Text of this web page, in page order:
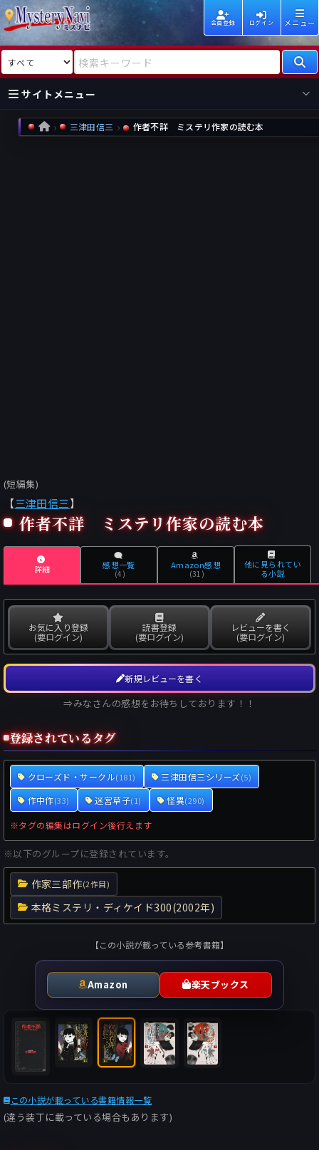
会員登録 ログイン メニュー
検索対象 検索キーワード
サイトメニュー
国内
海外
新着
HOME 三津田信三 作者不詳 ミステリ作家の読む本
(短編集)
【三津田信三】
作者不詳 ミステリ作家の読む本
詳細 感想一覧
(4)
Amazon感想
(31)
他に見られてい
る小説
お気に入り登録
(要ログイン)
読書登録
(要ログイン)
レビューを書く
(要ログイン)
新規レビューを書く
⇒みなさんの感想をお待ちしております！！
登録されているタグ
クローズド・サークル(181) 三津田信三シリーズ(5)
作中作(33) 迷宮草子(1) 怪異(290)
※タグの編集はログイン後行えます
※以下のグループに登録されています。
作家三部作(2作目)
本格ミステリ・ディケイド300(2002年)
【この小説が載っている参考書籍】
Amazon 楽天ブックス
この小説が載っている書籍情報一覧
(違う装丁に載っている場合もあります)